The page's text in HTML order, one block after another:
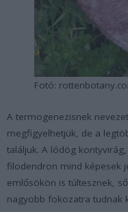
Fotó:
A termogenezisnek
megfigyelhetjük, de a
találjuk. A lódög
filodendron mind képesek
emlősökön is túltesznek,
nagyobb fokozatra tudnak